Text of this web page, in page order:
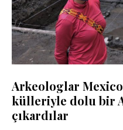
Arkeologlar
külleriyle dolu bir
çıkardılar